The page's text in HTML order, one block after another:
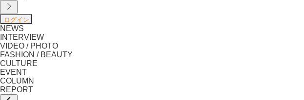
NEWS
INTERVIEW
VIDEO / PHOTO
FASHION / BEAUTY
CULTURE
EVENT
COLUMN
REPORT